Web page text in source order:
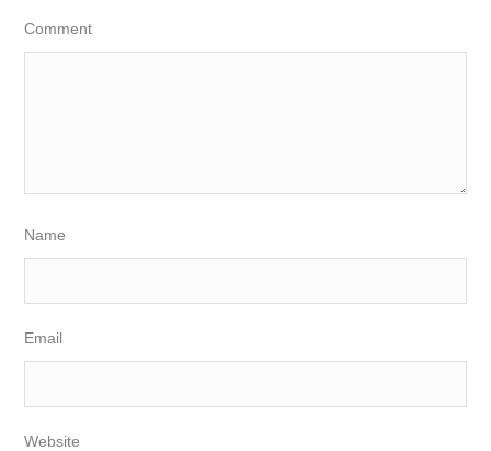
Comment
Name
Email
Website